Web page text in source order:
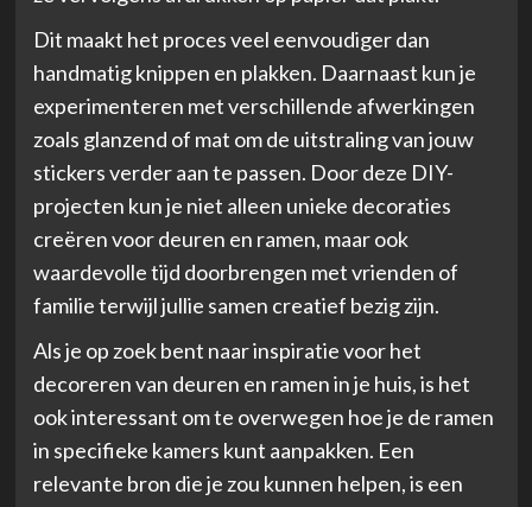
Dit maakt het proces veel eenvoudiger dan
handmatig knippen en plakken. Daarnaast kun je
experimenteren met verschillende afwerkingen
zoals glanzend of mat om de uitstraling van jouw
stickers verder aan te passen. Door deze DIY-
projecten kun je niet alleen unieke decoraties
creëren voor deuren en ramen, maar ook
waardevolle tijd doorbrengen met vrienden of
familie terwijl jullie samen creatief bezig zijn.
Als je op zoek bent naar inspiratie voor het
decoreren van deuren en ramen in je huis, is het
ook interessant om te overwegen hoe je de ramen
in specifieke kamers kunt aanpakken. Een
relevante bron die je zou kunnen helpen, is een